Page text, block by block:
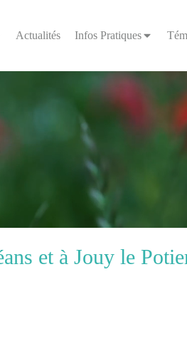
Actualités Infos Pratiques
et à Jouy le